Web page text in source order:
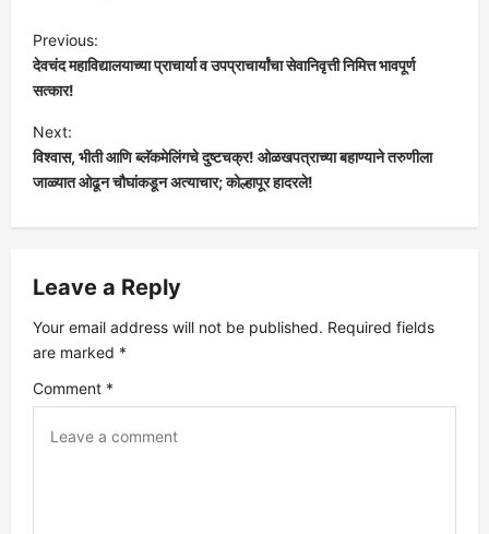
P
o
s
t
n
a
v
i
g
Previous:
देवचंद महाविद्यालयाच्या प्राचार्या व उपप्राचार्यांचा सेवानिवृत्ती निमित्त भावपूर्ण
सत्कार!
Next:
विश्वास, भीती आणि ब्लॅकमेलिंगचे दुष्टचक्र! ओळखपत्राच्या बहाण्याने तरुणीला
जाळ्यात ओढून चौघांकडून अत्याचार; कोल्हापूर हादरले!
Leave a Reply
Your email address will not be published. Required fields
are marked *
Comment *